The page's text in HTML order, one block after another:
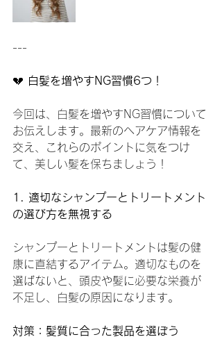
---
💔 白髪を増やすNG習慣6つ！
今回は、白髪を増やすNG習慣について
お伝えします。最新のヘアケア情報を
交え、これらのポイントに気をつけ
て、美しい髪を保ちましょう！
1. 適切なシャンプーとトリートメント
の選び方を無視する
シャンプーとトリートメントは髪の健
康に直結するアイテム。適切なものを
選ばないと、頭皮や髪に必要な栄養が
不足し、白髪の原因になります。
対策：髪質に合った製品を選ぼう